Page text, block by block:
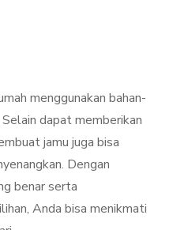
menggunakan bahan-
dapat memberikan
jamu juga bisa
Dengan
benar serta
Anda bisa menikmati